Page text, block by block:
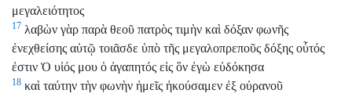
μεγαλειότητος
17 λαβὼν γὰρ παρὰ θεοῦ πατρὸς τιμὴν καὶ δόξαν φωνῆς
ἐνεχθείσης αὐτῷ τοιᾶσδε ὑπὸ τῆς μεγαλοπρεποῦς δόξης οὗτός
ἐστιν Ὁ υἱός μου ὁ ἀγαπητός εἰς ὃν ἐγὼ εὐδόκησα
18 καὶ ταύτην τὴν φωνὴν ἡμεῖς ἠκούσαμεν ἐξ οὐρανοῦ